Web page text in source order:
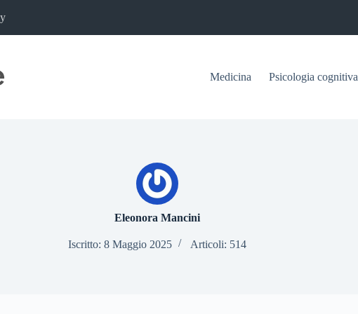
Medicina Psicologia cognitiva
Eleonora Mancini
Iscritto: 8 Maggio 2025 Articoli: 514